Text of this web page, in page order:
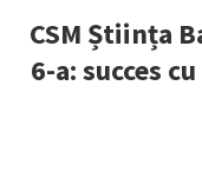
CSM Știința
6-a: succes